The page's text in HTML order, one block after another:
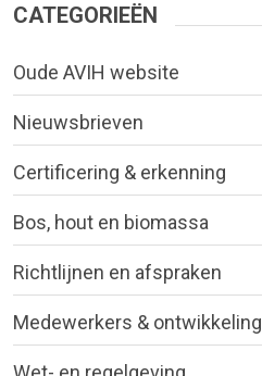
CATEGORIEËN
Oude AVIH website
Nieuwsbrieven
Certificering & erkenning
Bos, hout en biomassa
Richtlijnen en afspraken
Medewerkers & ontwikkeling